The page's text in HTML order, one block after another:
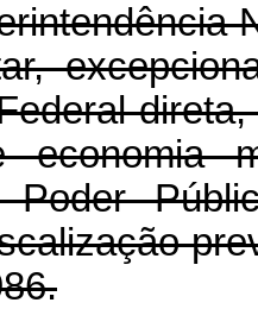
economia
Poder